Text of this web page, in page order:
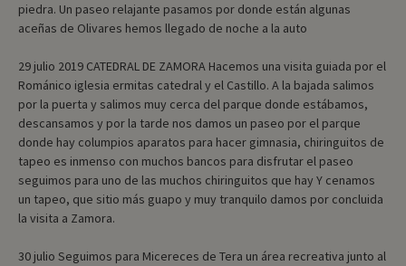
piedra. Un paseo relajante pasamos por donde están algunas
aceñas de Olivares hemos llegado de noche a la auto
29 julio 2019 CATEDRAL DE ZAMORA Hacemos una visita guiada por el
Románico iglesia ermitas catedral y el Castillo. A la bajada salimos
por la puerta y salimos muy cerca del parque donde estábamos,
descansamos y por la tarde nos damos un paseo por el parque
donde hay columpios aparatos para hacer gimnasia, chiringuitos de
tapeo es inmenso con muchos bancos para disfrutar el paseo
seguimos para uno de las muchos chiringuitos que hay Y cenamos
un tapeo, que sitio más guapo y muy tranquilo damos por concluida
la visita a Zamora.
30 julio Seguimos para Micereces de Tera un área recreativa junto al